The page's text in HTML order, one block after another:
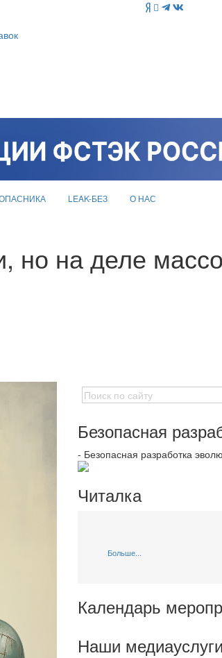
LEAK-БЕЗ О НАС
но на деле
Безопасная
- Безопасная разработка
Читалка
Больше...
Календарь
Наши медиауслуги